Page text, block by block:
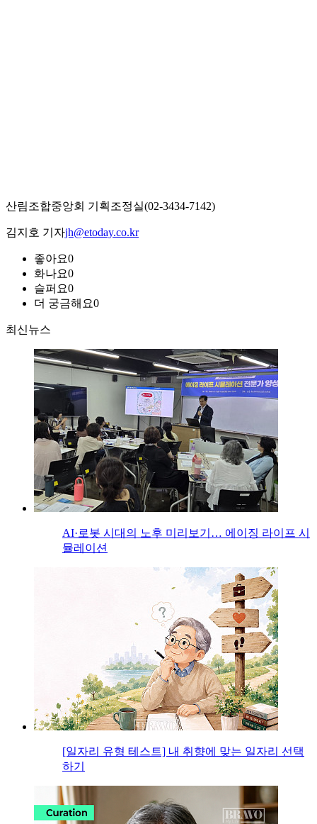
산림조합중앙회 기획조정실(02-3434-7142)
김지호 기자jh@etoday.co.kr
좋아요0
화나요0
슬퍼요0
더 궁금해요0
최신뉴스
AI·로봇 시대의 노후 미리보기… 에이징 라이프 시
뮬레이션
[일자리 유형 테스트] 내 취향에 맞는 일자리 선택
하기